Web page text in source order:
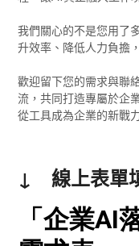
我們關心的不是您用了
升效率、降低人力負擔
歡迎留下您的需求與聯
流，共同打造專屬於企
從工具成為企業的新戰
↓ 線上表單